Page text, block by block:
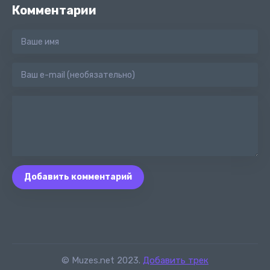
Комментарии
Добавить комментарий
© Muzes.net 2023. Добавить трек